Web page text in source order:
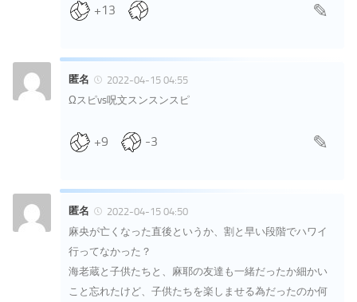
+13
匿名
2022-04-15 04:55
Ωスピvs呪文スンスンスピ
+9 -3
匿名
2022-04-15 04:50
麻央が亡くなった直後というか、割と早い段階でハワイ
行ってなかった？
海老蔵と子供たちと、麻耶の友達も一緒だったか細かい
こと忘れたけど、子供たちを楽しませる為だったのか何